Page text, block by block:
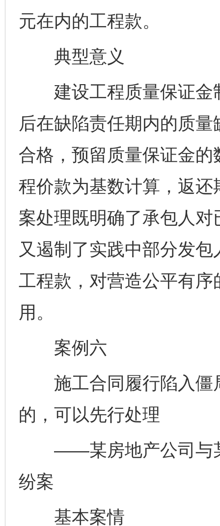
元在内的工程款。
典型意义
建设工程质量保证金
后在缺陷责任期内的质
合格，预留质量保证金
程价款为基数计算，返
案处理既明确了承包人
又遏制了实践中部分发
工程款，对营造公平有
用。
案例六
施工合同履行陷入僵
的，可以先行处理
——某房地产公司与某
纷案
基本案情